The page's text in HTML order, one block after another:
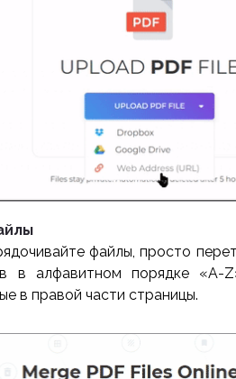
файлы, просто
в алфавитном порядке
в правой части страницы.